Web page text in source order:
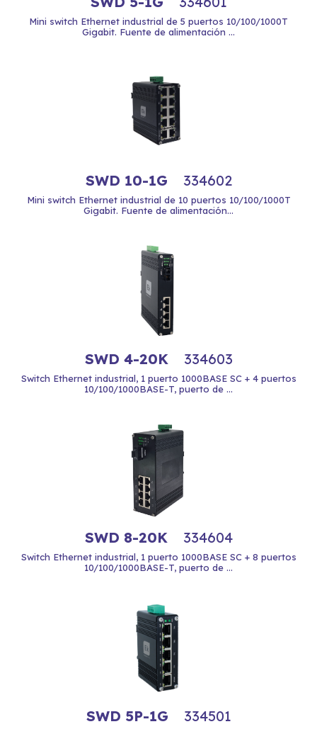
Mini switch Ethernet industrial de 5 puertos 10/100/1000T
Gigabit. Fuente de alimentación ...
SWD 10-1G 334602
Mini switch Ethernet industrial de 10 puertos 10/100/1000T
Gigabit. Fuente de alimentación...
SWD 4-20K 334603
Switch Ethernet industrial, 1 puerto 1000BASE SC + 4 puertos
10/100/1000BASE-T, puerto de ...
SWD 8-20K 334604
Switch Ethernet industrial, 1 puerto 1000BASE SC + 8 puertos
10/100/1000BASE-T, puerto de ...
SWD 5P-1G 334501